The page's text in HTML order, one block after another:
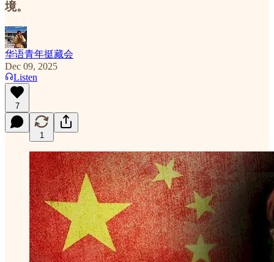
境。
华语青年挺藏会
Dec 09, 2025
Listen
7
1